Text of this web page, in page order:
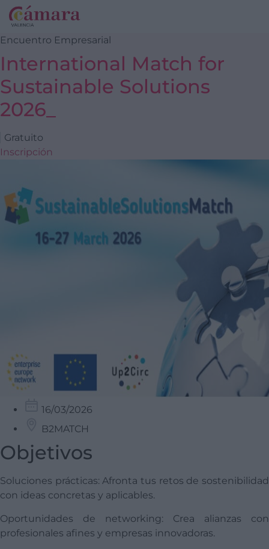
Encuentro Empresarial
International Match for
Sustainable Solutions
2026_
Gratuito
Inscripción
16/03/2026
B2MATCH
Objetivos
Soluciones prácticas: Afronta tus retos de sostenibilidad
con ideas concretas y aplicables.
Oportunidades de networking: Crea alianzas con
profesionales afines y empresas innovadoras.